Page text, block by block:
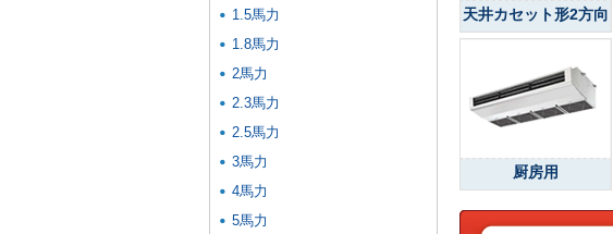
天井カセット形2方向
厨房用
1.5馬力
1.8馬力
2馬力
2.3馬力
2.5馬力
3馬力
4馬力
5馬力